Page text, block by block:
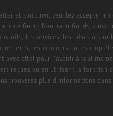
et son suivi, veuillez accepter en
de Georg Neumann GmbH, ainsi
les services, les mises à jour
les concours ou les
avec effet pour l’avenir à tout
reçues ou en utilisant la fonction
trouverez plus d’informations dans